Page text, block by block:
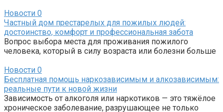
Новости 0
Частный дом престарелых для пожилых людей:
достоинство, комфорт и профессиональная забота
Вопрос выбора места для проживания пожилого
человека, который в силу возраста или болезни больше
Новости 0
Бесплатная помощь наркозависимым и алкозависимым:
реальные пути к новой жизни
Зависимость от алкоголя или наркотиков — это тяжёлое
хроническое заболевание, разрушающее не только